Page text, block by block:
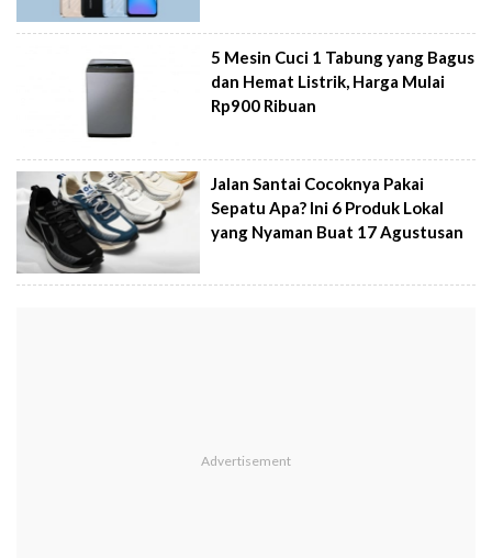
5 Mesin Cuci 1 Tabung yang Bagus
dan Hemat Listrik, Harga Mulai
Rp900 Ribuan
Jalan Santai Cocoknya Pakai
Sepatu Apa? Ini 6 Produk Lokal
yang Nyaman Buat 17 Agustusan